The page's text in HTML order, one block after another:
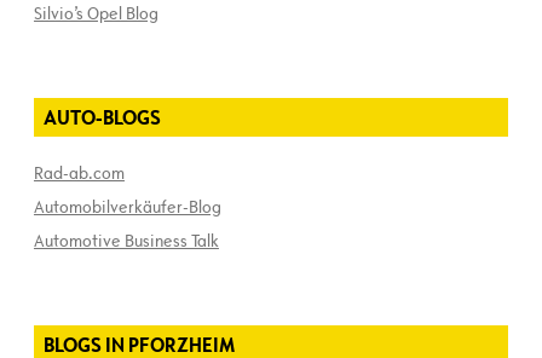
Silvio’s Opel Blog
AUTO-BLOGS
Rad-ab.com
Automobilverkäufer-Blog
Automotive Business Talk
BLOGS IN PFORZHEIM